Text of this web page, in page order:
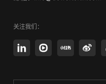
关注我们：